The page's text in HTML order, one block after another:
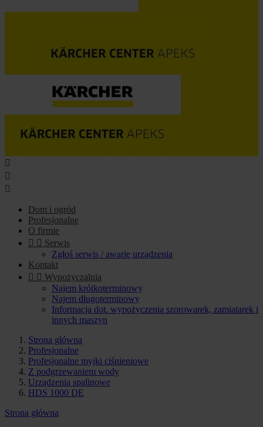



Dom i ogród
Profesjonalne
O firmie
  Serwis
Zgłoś serwis / awarię urządzenia
Kontakt
  Wypożyczalnia
Najem krótkoterminowy
Najem długoterminowy
Informacja dot. wypożyczenia szorowarek, zamiatarek i
innych maszyn
Strona główna
Profesjonalne
Profesjonalne myjki ciśnieniowe
Z podgrzewaniem wody
Urządzenia spalinowe
HDS 1000 DE
Strona główna